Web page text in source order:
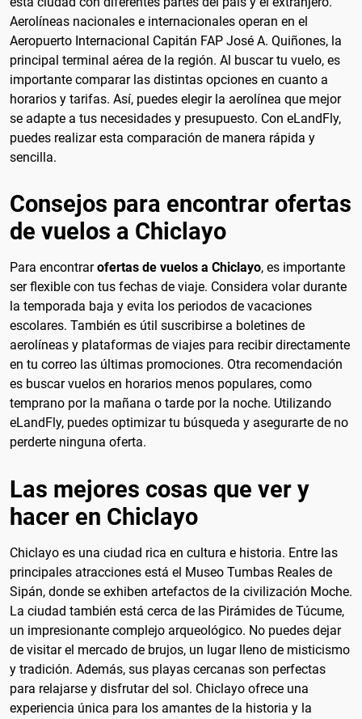
Aerolíneas nacionales e internacionales operan en el
Aeropuerto Internacional Capitán FAP José A. Quiñones, la
principal terminal aérea de la región. Al buscar tu vuelo, es
importante comparar las distintas opciones en cuanto a
horarios y tarifas. Así, puedes elegir la aerolínea que mejor
se adapte a tus necesidades y presupuesto. Con eLandFly,
puedes realizar esta comparación de manera rápida y
sencilla.
Consejos para encontrar ofertas
de vuelos a Chiclayo
Para encontrarofertas de vuelos a Chiclayo, es importante
ser flexible con tus fechas de viaje. Considera volar durante
la temporada baja y evita los periodos de vacaciones
escolares. También es útil suscribirse a boletines de
aerolíneas y plataformas de viajes para recibir directamente
en tu correo las últimas promociones. Otra recomendación
es buscar vuelos en horarios menos populares, como
temprano por la mañana o tarde por la noche. Utilizando
eLandFly, puedes optimizar tu búsqueda y asegurarte de no
perderte ninguna oferta.
Las mejores cosas que ver y
hacer en Chiclayo
Chiclayo es una ciudad rica en cultura e historia. Entre las
principales atracciones está el Museo Tumbas Reales de
Sipán, donde se exhiben artefactos de la civilización Moche.
La ciudad también está cerca de las Pirámides de Túcume,
un impresionante complejo arqueológico. No puedes dejar
de visitar el mercado de brujos, un lugar lleno de misticismo
y tradición. Además, sus playas cercanas son perfectas
para relajarse y disfrutar del sol. Chiclayo ofrece una
experiencia única para los amantes de la historia y la